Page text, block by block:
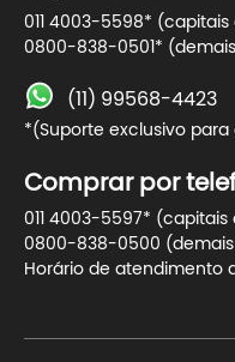
011 4003-5598*
0800-838-0501*
(11) 99568-4423
*(Suporte exclusivo
Comprar por
011 4003-5597*
0800-838-0500 (demais
Horário de atendimento